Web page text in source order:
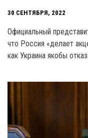
30 СЕНТЯБРЯ, 2022
Официальный
что Россия «делает
как Украина якобы